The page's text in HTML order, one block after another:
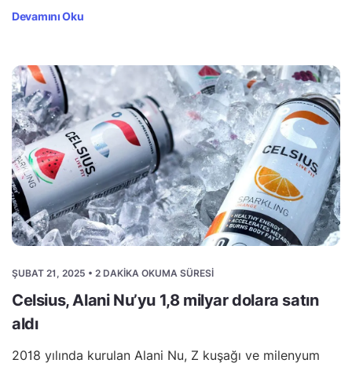
Devamını Oku
ŞUBAT 21, 2025 • 2 DAKIKA OKUMA SÜRESI
Celsius, Alani Nu’yu 1,8 milyar dolara satın
aldı
2018 yılında kurulan Alani Nu, Z kuşağı ve milenyum